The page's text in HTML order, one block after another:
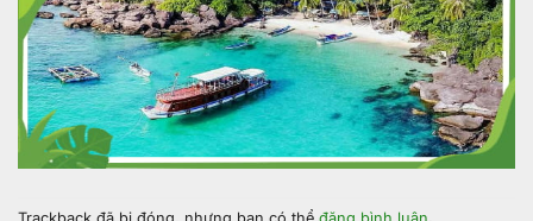
Trackback đã bị đóng, nhưng bạn có thể đăng bình luận.